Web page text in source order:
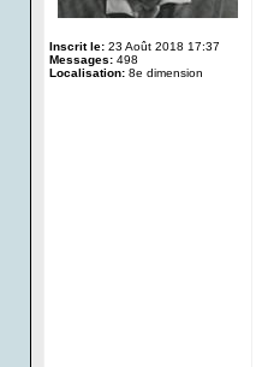
Inscrit le: 23 Août 2018 17:37
Messages: 498
Localisation: 8e dimension